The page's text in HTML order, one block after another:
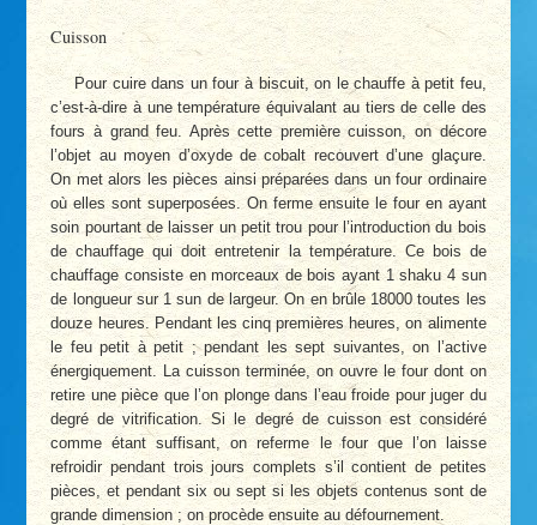
Cuisson
Pour cuire dans un four à biscuit, on le chauffe à petit feu,
c’est-à-dire à une température équivalant au tiers de celle des
fours à grand feu. Après cette première cuisson, on décore
l’objet au moyen d’oxyde de cobalt recouvert d’une glaçure.
On met alors les pièces ainsi préparées dans un four ordinaire
où elles sont superposées. On ferme ensuite le four en ayant
soin pourtant de laisser un petit trou pour l’introduction du bois
de chauffage qui doit entretenir la température. Ce bois de
chauffage consiste en morceaux de bois ayant 1 shaku 4 sun
de longueur sur 1 sun de largeur. On en brûle 18000 toutes les
douze heures. Pendant les cinq premières heures, on alimente
le feu petit à petit ; pendant les sept suivantes, on l’active
énergiquement. La cuisson terminée, on ouvre le four dont on
retire une pièce que l’on plonge dans l’eau froide pour juger du
degré de vitrification. Si le degré de cuisson est considéré
comme étant suffisant, on referme le four que l’on laisse
refroidir pendant trois jours complets s’il contient de petites
pièces, et pendant six ou sept si les objets contenus sont de
grande dimension ; on procède ensuite au défournement.